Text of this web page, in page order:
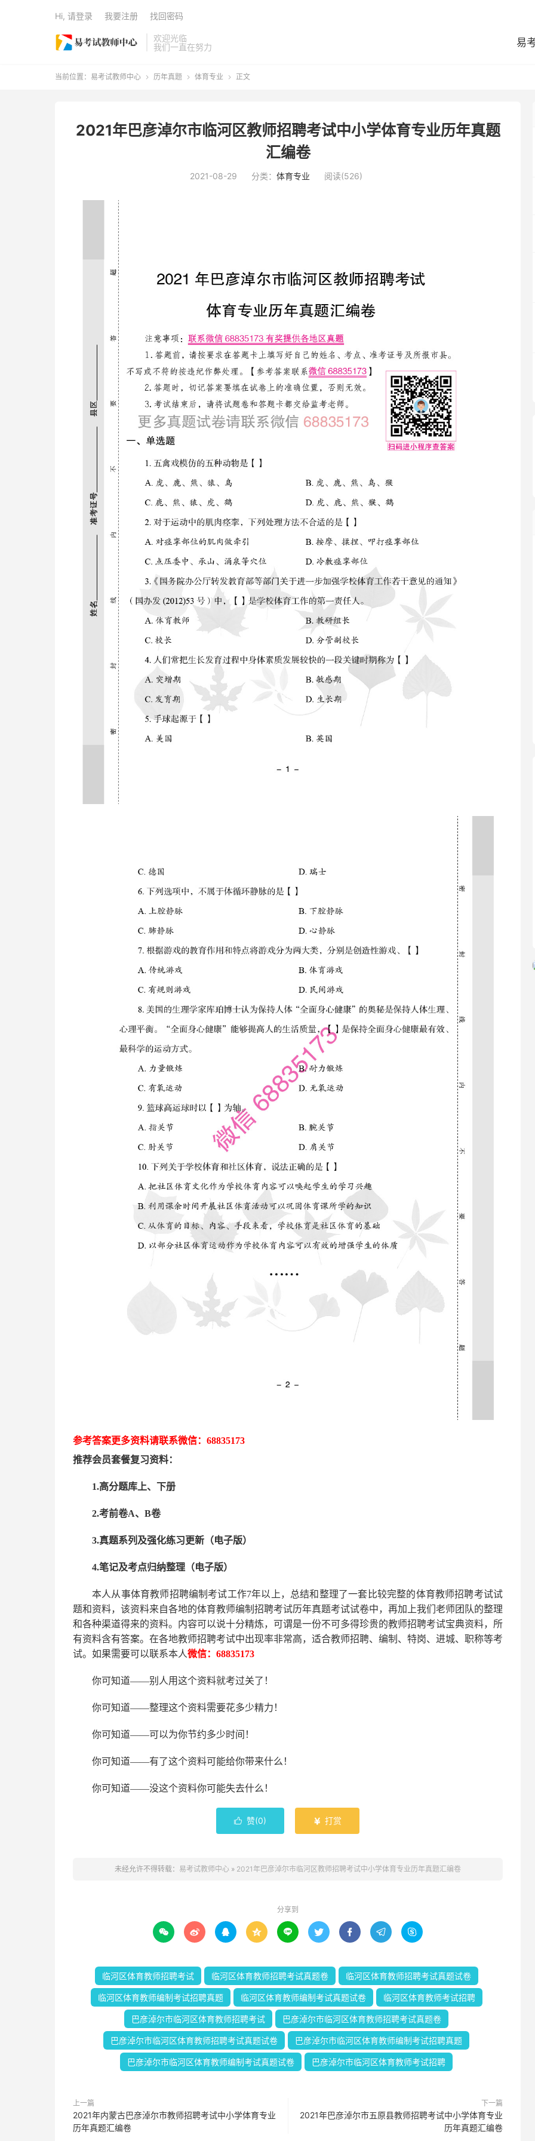
欢迎光临
我们一直在努力
易
Hi, 请登录 我要注册 找回密码
当前位置： 易考试教师中心  历年真题  体育专业  正文
2021年巴彦淖尔市临河区教师招聘考试中小学体育专业历年真题
汇编卷
2021-08-29 分类： 体育专业 阅读(526)
参考答案更多资料请联系微信： 68835173
推荐会员套餐复习资料：
1.高分题库上、下册
2.考前卷A、B卷
3.真题系列及强化练习更新（电子版）
4.笔记及考点归纳整理（电子版）
本人从事体育教师招聘编制考试工作7年以上，总结和整理了一套比较完整的体育教师招聘考试试
题和资料，该资料来自各地的体育教师编制招聘考试历年真题考试试卷中， 再加上我们 老师 团队的整理
和各种渠道得来的资料。内容可以说十分精炼，可谓是一份不可多得珍贵的教师招聘考试宝典资料，所
有资料含有答案。 在各地教师招聘考试中出现率非常高，适合教师招聘、编制、特岗、进城、职称等考
试。如果需要可以联系本人微信： 68835173
你可知道——别人用这个资料就考过关了！
你可知道——整理这个资料需要花多少精力 ！
你可知道——可以为你节约多少时间！
你可知道——有了这个资料可能给你带来什么！
你可知道——没这个资料你可能失去什么 ！
 赞(0)  打赏
未经允许不得转载： 易考试教师中心 » 2021年巴彦淖尔市临河区教师招聘考试中小学体育专业历年真题汇编卷
分享到
        
临河区体育教师招聘考试 临河区体育教师招聘考试真题卷 临河区体育教师招聘考试真题试卷
临河区体育教师编制考试招聘真题 临河区体育教师编制考试真题试卷 临河区体育教师考试招聘
巴彦淖尔市临河区体育教师招聘考试 巴彦淖尔市临河区体育教师招聘考试真题卷
巴彦淖尔市临河区体育教师招聘考试真题试卷 巴彦淖尔市临河区体育教师编制考试招聘真题
巴彦淖尔市临河区体育教师编制考试真题试卷 巴彦淖尔市临河区体育教师考试招聘
上一篇
2021年内蒙古巴彦淖尔市教师招聘考试中小学体育专业
历年真题汇编卷
下一篇
2021年巴彦淖尔市五原县教师招聘考试中小学体育专业
历年真题汇编卷